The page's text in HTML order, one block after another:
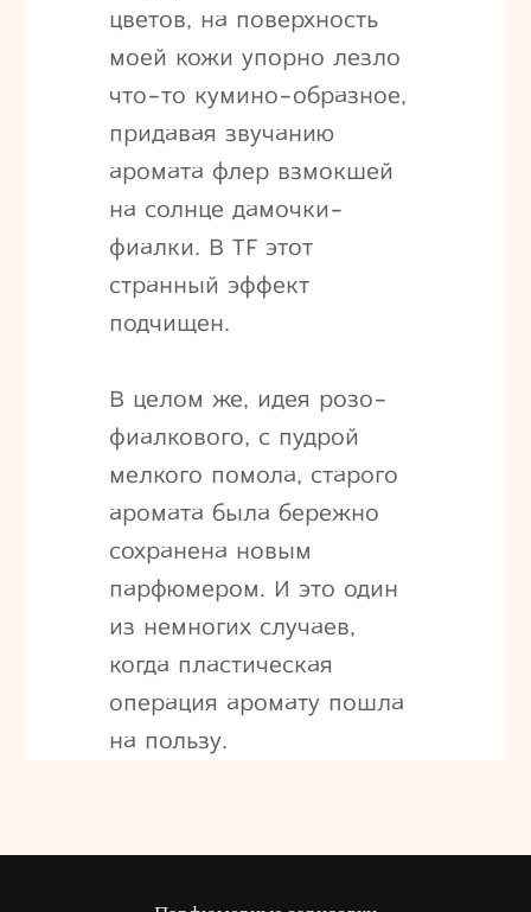
цветов, на поверхность
моей кожи упорно лезло
что-то кумино-образное,
придавая звучанию
аромата флер взмокшей
на солнце дамочки-
фиалки. В TF этот
странный эффект
подчищен.
В целом же, идея розо-
фиалкового, с пудрой
мелкого помола, старого
аромата была бережно
сохранена новым
парфюмером. И это один
из немногих случаев,
когда пластическая
операция аромату пошла
на пользу.